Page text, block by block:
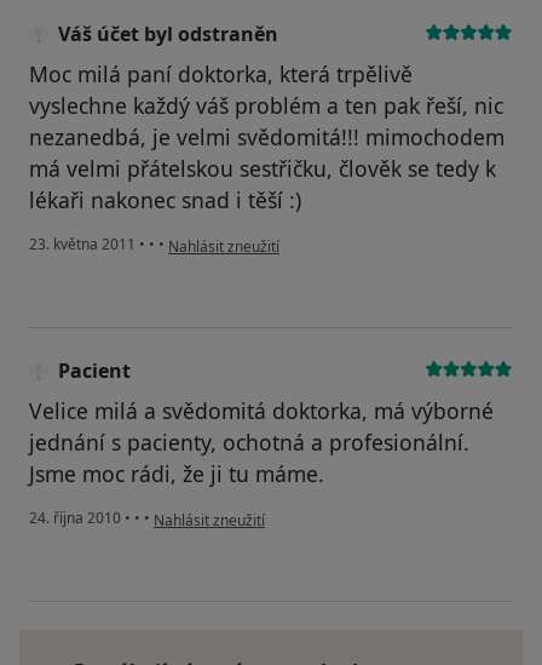
Váš účet byl odstraněn
Moc milá paní doktorka, která trpělivě
vyslechne každý váš problém a ten pak řeší, nic
nezanedbá, je velmi svědomitá!!! mimochodem
má velmi přátelskou sestřičku, člověk se tedy k
lékaři nakonec snad i těší :)
23. května 2011 • • • podle názoru uživatele Váš účet byl odstraněn
Nahlásit zneužití
Pacient
Velice milá a svědomitá doktorka, má výborné
jednání s pacienty, ochotná a profesionální.
Jsme moc rádi, že ji tu máme.
24. října 2010 • • • podle názoru uživatele Pacient
Nahlásit zneužití